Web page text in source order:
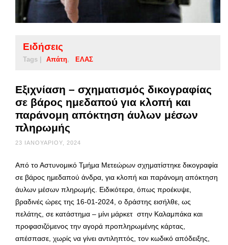
Ειδήσεις
Tags | Απάτη ΕΛΑΣ
Εξιχνίαση – σχηματισμός δικογραφίας
σε βάρος ημεδαπού για κλοπή και
παράνομη απόκτηση άυλων μέσων
πληρωμής
23 ΙΑΝΟΥΑΡΊΟΥ, 2024
Από το Αστυνομικό Τμήμα Μετεώρων σχηματίστηκε δικογραφία
σε βάρος ημεδαπού άνδρα, για κλοπή και παράνομη απόκτηση
άυλων μέσων πληρωμής. Ειδικότερα, όπως προέκυψε,
βραδινές ώρες της 16-01-2024, ο δράστης εισήλθε, ως
πελάτης, σε κατάστημα – μίνι μάρκετ στην Καλαμπάκα και
προφασιζόμενος την αγορά προπληρωμένης κάρτας,
απέσπασε, χωρίς να γίνει αντιληπτός, τον κωδικό απόδειξης,